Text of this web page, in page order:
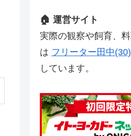
🏠 運営サイト
実際の観察や飼育、
は フリーター田中
しています。